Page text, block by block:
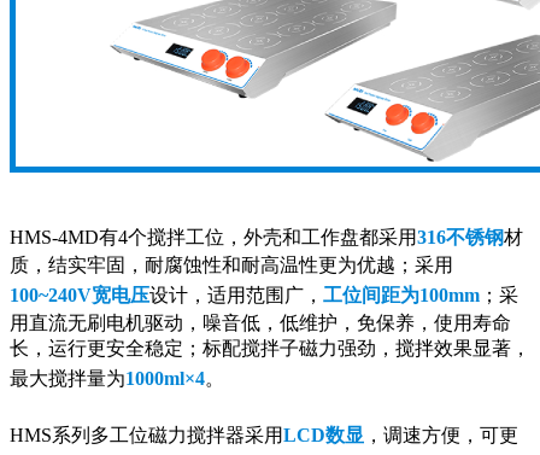
HMS-4MD有4个搅拌工位，外壳和工作盘都采用316不锈钢材
质，结实牢固，耐腐蚀性和耐高温性更为优越；采用
100~240V宽电压设计，适用范围广， 工位间距为100mm ；采
用直流无刷电机驱动，噪音低，低维护，免保养，使用寿命
长，运行更安全稳定；标配搅拌子磁力强劲，搅拌效果显著，
最大搅拌量为1000ml×4。
HMS系列多工位磁力搅拌器采用LCD数显 ，调速方便，可更